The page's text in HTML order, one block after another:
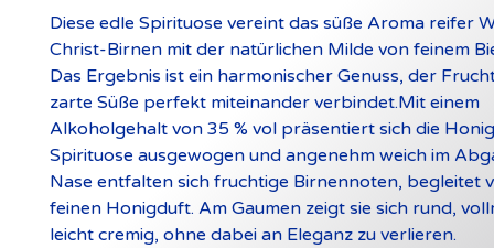
Diese edle Spirituose vereint das süße Aroma reifer
Christ-Birnen mit der natürlichen Milde von feinem
Das Ergebnis ist ein harmonischer Genuss, der
zarte Süße perfekt miteinander verbindet.Mit einem
Alkoholgehalt von 35 % vol präsentiert sich die
Spirituose ausgewogen und angenehm weich im
Nase entfalten sich fruchtige Birnennoten, begleitet
feinen Honigduft. Am Gaumen zeigt sie sich rund,
leicht cremig, ohne dabei an Eleganz zu verlieren.